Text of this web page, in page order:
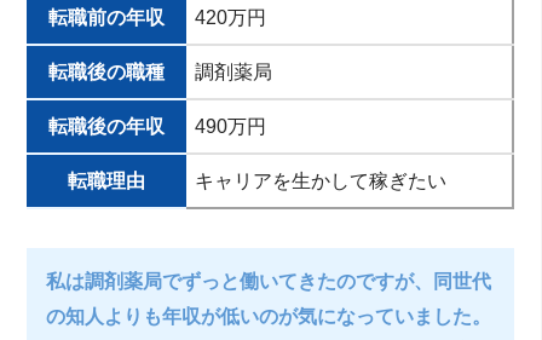
転職前の年収 420万円
転職後の職種 調剤薬局
転職後の年収 490万円
転職理由 キャリアを生かして稼ぎたい
私は調剤薬局でずっと働いてきたのですが、同世代
の知人よりも年収が低いのが気になっていました。